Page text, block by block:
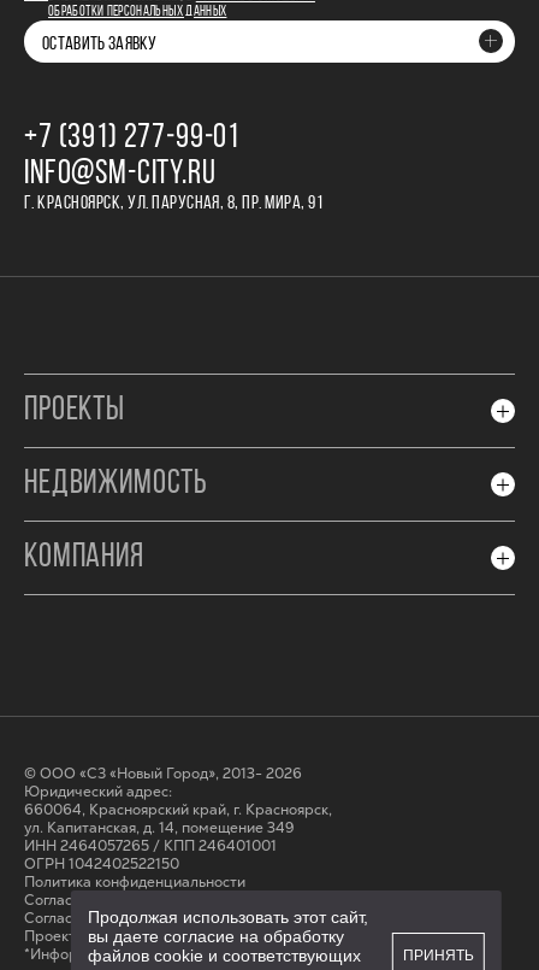
ОБРАБОТКИ ПЕРСОНАЛЬНЫХ ДАННЫХ
ОСТАВИТЬ ЗАЯВКУ
+7 (391) 277‒99‒01
INFO@SM-CITY.RU
Г. КРАСНОЯРСК, УЛ. ПАРУСНАЯ, 8, ПР. МИРА, 91
ПРОЕКТЫ
НЕДВИЖИМОСТЬ
КОМПАНИЯ
© ООО «СЗ «Новый Город», 2013- 2026
Юридический адрес:
660064, Красноярский край, г. Красноярск,
ул. Капитанская, д. 14, помещение 349
ИНН 2464057265 / КПП 246401001
ОГРН 1042402522150
Политика конфиденциальности
Согласие на обработку персональных данных
Cогласие на получение рассылки
Проектные декларации на сайте наш.дом.рф
*Информация на сайте не является публичной офертой
Продолжая использовать этот сайт,
вы даете согласие на обработку
файлов cookie и соответствующих
ПРИНЯТЬ